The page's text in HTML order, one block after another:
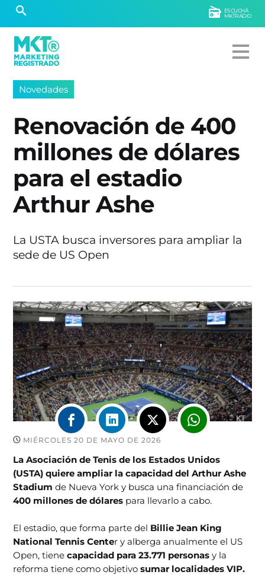
ESCUCHÁ
MKTRADIO
Novedades
Renovación de 400
millones de dólares
para el estadio
Arthur Ashe
La USTA busca inversores para ampliar la
sede de US Open
MIÉRCOLES 20 DE MAYO DE 2026
La Asociación de Tenis de los Estados Unidos
(USTA) quiere ampliar la capacidad del Arthur Ashe
Stadium de Nueva York y busca una financiación de
400 millones de dólares para llevarlo a cabo.
El estadio, que forma parte del Billie Jean King
National Tennis Center y alberga anualmente el US
Open, tiene capacidad para 23.771 personas y la
reforma tiene como objetivo sumar localidades VIP.